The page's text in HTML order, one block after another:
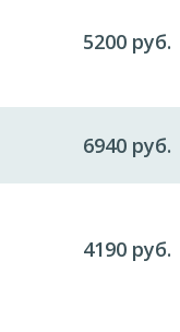
5200 руб.
6940 руб.
4190 руб.